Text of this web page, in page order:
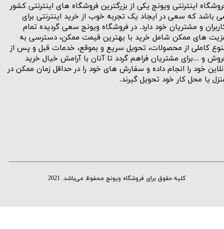
اینترنتی ویونج یکی از بزرگترین فروشگاه های اینترنتی کشور
باشد که سعی در ایجاد یک تجربه خوب از خرید اینترنتی برای
و مشتریان خود دارد. در فروشگاه ویونج سعی گردیده تمام
های ممکن شامل خرید با بهترین قیمت ممکن، دسترسی به
کاملی از محصولات، تحویل سریع و بموقع، خدمات قبل و پس از
و ...برای مشتریان فراهم گردد تا آنان با آرامش خیال خرید
خود را انجام داده و سفارش های خود را در حداقل زمان ممکن در
یا محل کار خود تحویل گیرند.​​​​​​​
کلیه حقوق برای فروشگاه ویونج محفوظ می‌باشد. 2021​​​​​​​